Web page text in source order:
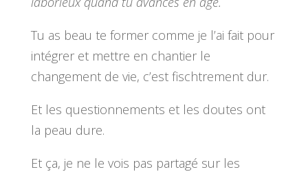
Tu as beau te former comme je l’ai fait pour
intégrer et mettre en chantier le
changement de vie, c’est fischtrement dur.
Et les questionnements et les doutes ont
la peau dure.
Et ça, je ne le vois pas partagé sur les